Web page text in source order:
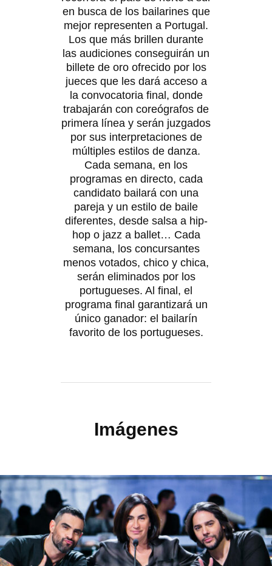
en busca de los bailarines que
mejor representen a Portugal.
Los que más brillen durante
las audiciones conseguirán un
billete de oro ofrecido por los
jueces que les dará acceso a
la convocatoria final, donde
trabajarán con coreógrafos de
primera línea y serán juzgados
por sus interpretaciones de
múltiples estilos de danza.
Cada semana, en los
programas en directo, cada
candidato bailará con una
pareja y un estilo de baile
diferentes, desde salsa a hip-
hop o jazz a ballet… Cada
semana, los concursantes
menos votados, chico y chica,
serán eliminados por los
portugueses. Al final, el
programa final garantizará un
único ganador: el bailarín
favorito de los portugueses.
Imágenes